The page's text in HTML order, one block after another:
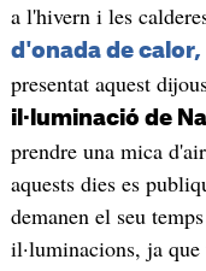
a l'hivern i les
d'onada de calor,
presentat aquest
il·luminació de
prendre una mica
aquests dies es
demanen el seu
il·luminacions, ja que